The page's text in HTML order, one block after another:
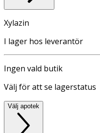
Xylazin
I lager hos leverantör
Ingen vald butik
Välj för att se lagerstatus
Välj apotek